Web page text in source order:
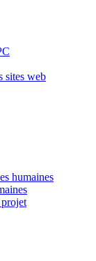
sites web
humaines
projet